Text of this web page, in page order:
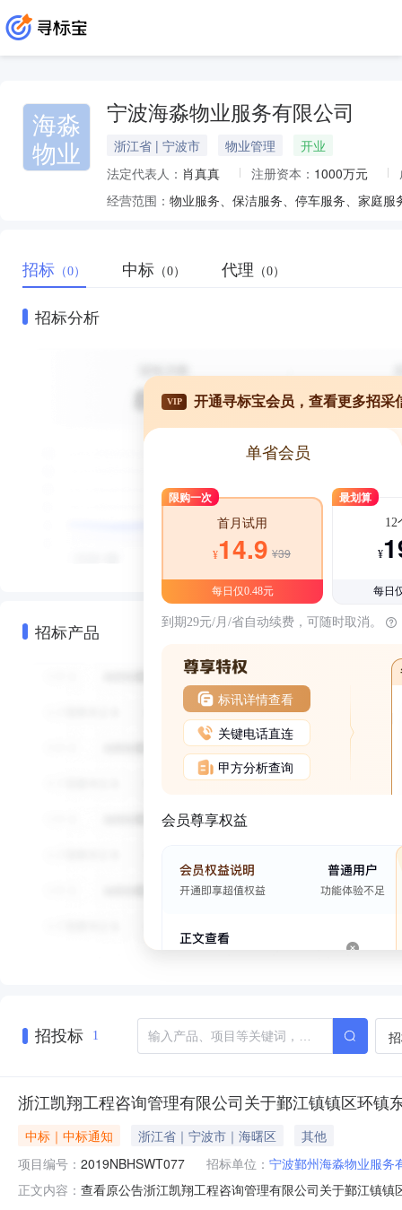
海淼
物业
宁波海淼物业服务有限公司
浙江省 | 宁波市 物业管理
开业
法定代表人： 肖真真 注册资本： 1000万元
经营范围：
招标 （0） 中标 （0） 代理 （0）
招标分析
招标产品
VIP 开通寻标宝会员，查看更多招采
单省会员
限购一次
首月试用
¥14.9 ¥39
每日仅0.48元
最划算
12
¥
每日
到期29元/月/省自动续费，可随时取消。
标讯详情查看
关键电话直连
甲方分析查询
会员尊享权益
招投标 1
浙江凯翔工程咨询管理有限公司关于鄞江镇镇区环
中标｜中标通知 浙江省｜宁波市｜海曙区
其他
项目编号： 2019NBHSWT077 招标单位： 宁波鄞州海淼物业服务
正文内容： 查看原公告浙江凯翔工程咨询管理有限公司关于鄞江镇